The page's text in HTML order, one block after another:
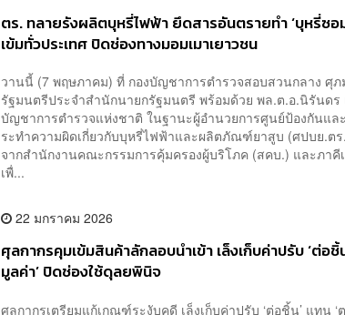
ตร. ทลายรังผลิตบุหรี่ไฟฟ้า ยึดสารอันตรายทำ ‘บุหรี่ซอ
เข้มทั่วประเทศ ปิดช่องทางมอมเมาเยาวชน
วานนี้ (7 พฤษภาคม) ที่ กองบัญชาการตำรวจสอบสวนกลาง ศุ
รัฐมนตรีประจำสำนักนายกรัฐมนตรี พร้อมด้วย พล.ต.อ.นิรันดร
บัญชาการตำรวจแห่งชาติ ในฐานะผู้อำนวยการศูนย์ป้องกันแล
ระทำความผิดเกี่ยวกับบุหรี่ไฟฟ้าและผลิตภัณฑ์ยาสูบ (ศปบย.ต
จากสำนักงานคณะกรรมการคุ้มครองผู้บริโภค (สคบ.) และภาคี
เพื่...
22 มกราคม 2026
ศุลกากรคุมเข้มสินค้าลักลอบนำเข้า เล็งเก็บค่าปรับ ‘ต่อชิ้
มูลค่า’ ปิดช่องใช้ดุลยพินิจ
ศุลกากรเตรียมแก้เกณฑ์ระงับคดี เล็งเก็บค่าปรับ ‘ต่อชิ้น’ แทน ‘